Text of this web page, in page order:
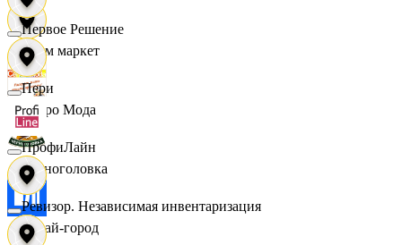
Хоум маркет
Цетро Мода
Черноголовка
Читай-город
Первое Решение
Пери
ПрофиЛайн
Ревизор. Независимая инвентаризация